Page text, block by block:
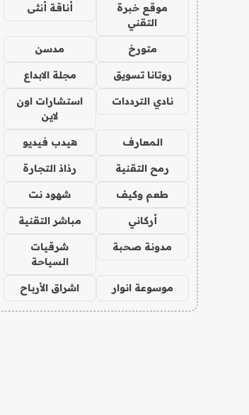
موقع خبرة
التقني
أناقة أنثى
متورخ مدسن
روتانا تسويق مجلة الابداع
نادي الترددات
استشارات اون
لاين
المعارف هيدب فيديو
رمح التقنية رذاذ التجارة
طعم وكيف شهود نت
أركاني مباشر التقنية
مدونة صحبة
شرقيات
السياحة
موسوعة انوار اشراق الأرباح